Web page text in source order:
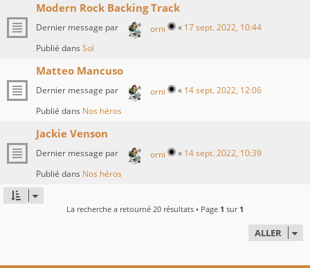
Modern Rock Backing Track
Dernier message par orni « 17 sept. 2022, 10:44
Publié dans Sol
Matteo Mancuso
Dernier message par orni « 14 sept. 2022, 12:06
Publié dans Nos héros
Jackie Venson
Dernier message par orni « 14 sept. 2022, 10:39
Publié dans Nos héros
La recherche a retourné 20 résultats • Page 1 sur 1
ALLER